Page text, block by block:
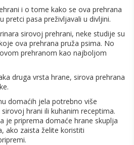
i o tome kako se ova prehrana
pretci pasa preživljavali u divljini.
sirovoj prehrani, neke studije su
ova prehrana pruža psima. No
prehranom kao najboljom
druga vrsta hrane, sirova prehrana
domaćih jela potrebno više
hrani ili kuhanim receptima.
je priprema domaće hrane skuplja
ako zaista želite koristiti